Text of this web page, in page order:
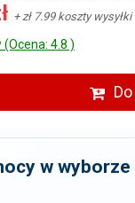
+ zł 7.99 koszty wysyłki
4.8 )
w